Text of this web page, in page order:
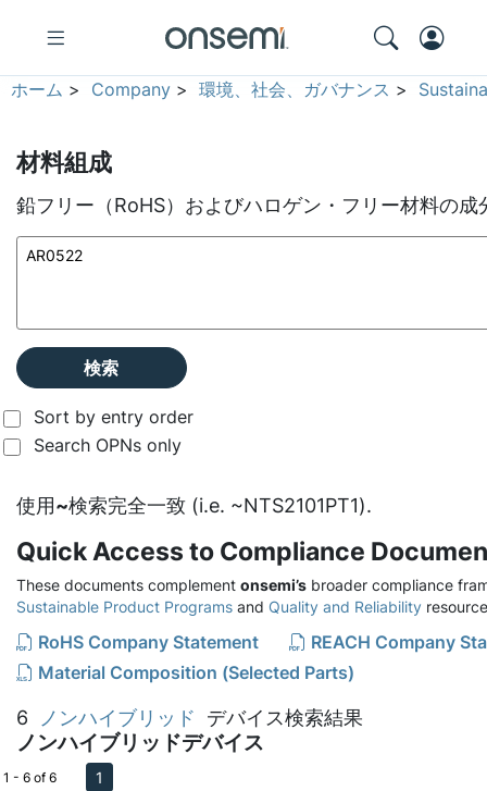
ホーム > Company >環境、社会、ガバナンス >
材料組成
鉛フリー（RoHS）およびハロゲン・フリー材料の成
検索
Sort by entry order
Search OPNs only
使用~検索完全一致 (i.e. ~NTS2101PT1).
Quick Access to Compliance
These documents complement onsemi’s broader compliance
Sustainable Product Programs and Quality and Reliability
RoHS Company Statement
REACH Company
Material Composition (Selected Parts)
6 ノンハイブリッド デバイス検索結果
ノンハイブリッドデバイス
1 - 6 of 6 1